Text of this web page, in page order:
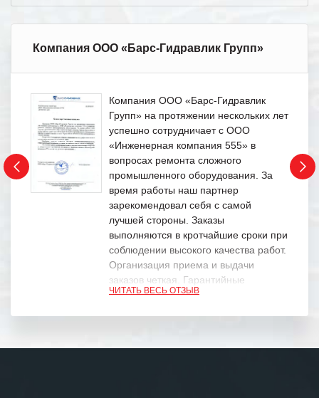
Компания ООО «Барс-Гидравлик Групп»
Компания ООО «Барс-Гидравлик
Групп» на протяжении нескольких лет
успешно сотрудничает с ООО
«Инженерная компания 555» в
вопросах ремонта сложного
промышленного оборудования. За
время работы наш партнер
зарекомендовал себя с самой
лучшей стороны. Заказы
выполняются в кротчайшие сроки при
соблюдении высокого качества работ.
Организация приема и выдачи
заказов четкая. Гарантийные
обязательства выполняются в
ЧИТАТЬ ВЕСЬ ОТЗЫВ